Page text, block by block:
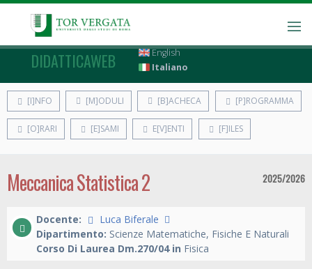
DIDATTICAWEB
English
Italiano
[I]NFO [M]ODULI [B]ACHECA [P]ROGRAMMA
[O]RARI [E]SAMI E[V]ENTI [F]ILES
Meccanica Statistica 2 2025/2026
Docente:
Luca Biferale
Dipartimento: Scienze Matematiche, Fisiche E Naturali
Corso Di Laurea Dm.270/04 in Fisica